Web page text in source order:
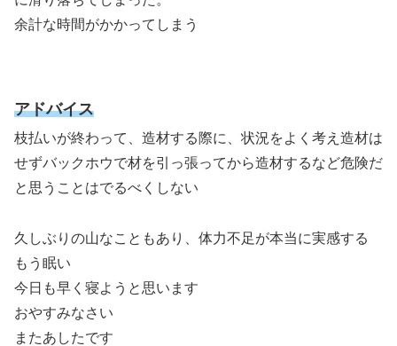
余計な時間がかかってしまう
アドバイス
枝払いが終わって、造材する際に、状況をよく考え造材は
せずバックホウで材を引っ張ってから造材するなど危険だ
と思うことはでるべくしない
久しぶりの山なこともあり、体力不足が本当に実感する
もう眠い
今日も早く寝ようと思います
おやすみなさい
またあしたです